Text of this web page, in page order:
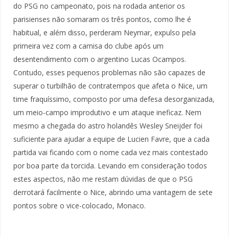
do PSG no campeonato, pois na rodada anterior os
parisienses não somaram os três pontos, como lhe é
habitual, e além disso, perderam Neymar, expulso pela
primeira vez com a camisa do clube após um
desentendimento com o argentino Lucas Ocampos.
Contudo, esses pequenos problemas não são capazes de
superar o turbilhão de contratempos que afeta o Nice, um
time fraquíssimo, composto por uma defesa desorganizada,
um meio-campo improdutivo e um ataque ineficaz. Nem
mesmo a chegada do astro holandês Wesley Sneijder foi
suficiente para ajudar a equipe de Lucien Favre, que a cada
partida vai ficando com o nome cada vez mais contestado
por boa parte da torcida. Levando em consideração todos
estes aspectos, não me restam dúvidas de que o PSG
derrotará facilmente o Nice, abrindo uma vantagem de sete
pontos sobre o vice-colocado, Monaco.